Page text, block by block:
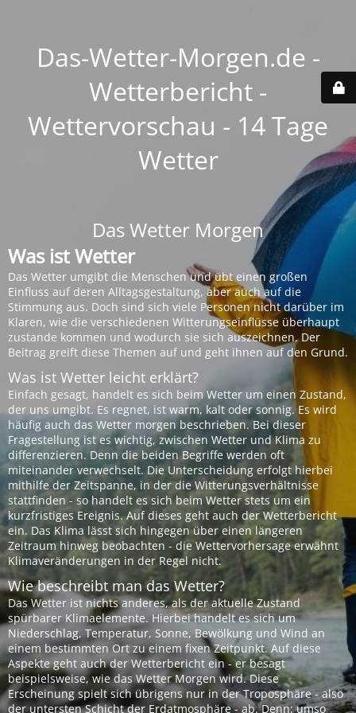
Das-Wetter-Morgen.de -
Wetterbericht -
Wettervorschau - 14 Tage
Wetter
Das Wetter Morgen
Was ist Wetter
Das Wetter umgibt die Menschen und übt einen großen
Einfluss auf deren Alltagsgestaltung, aber auch auf die
Stimmung aus. Doch sind sich viele Personen nicht darüber im
Klaren, wie die verschiedenen Witterungseinflüsse überhaupt
zustande kommen und wodurch sie sich auszeichnen. Der
Beitrag greift diese Themen auf und geht ihnen auf den Grund.
Was ist Wetter leicht erklärt?
Einfach gesagt, handelt es sich beim Wetter um einen Zustand,
der uns umgibt. Es regnet, ist warm, kalt oder sonnig. Es wird
häufig auch das Wetter morgen beschrieben. Bei dieser
Fragestellung ist es wichtig, zwischen Wetter und Klima zu
differenzieren. Denn die beiden Begriffe werden oft
miteinander verwechselt. Die Unterscheidung erfolgt hierbei
mithilfe der Zeitspanne, in der die Witterungsverhältnisse
stattfinden - so handelt es sich beim Wetter stets um ein
kurzfristiges Ereignis. Auf dieses geht auch der Wetterbericht
ein. Das Klima lässt sich hingegen über einen längeren
Zeitraum hinweg beobachten - die Wettervorhersage erwähnt
Klimaveränderungen in der Regel nicht.
Wie beschreibt man das Wetter?
Das Wetter ist nichts anderes, als der aktuelle Zustand
spürbarer Klimaelemente. Hierbei handelt es sich um
Niederschlag, Temperatur, Sonne, Bewölkung und Wind an
einem bestimmten Ort zu einem fixen Zeitpunkt. Auf diese
Aspekte geht auch der Wetterbericht ein - er besagt
beispielsweise, wie das Wetter Morgen wird. Diese
Erscheinung spielt sich übrigens nur in der Troposphäre - also
der untersten Schicht der Erdatmosphäre - ab. Denn: umso